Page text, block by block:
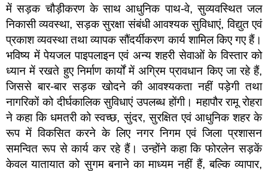
में सड़क चौड़ीकरण के साथ आधुनिक पाथ-वे, सुव्यवस्थित जल
निकासी व्यवस्था, सड़क सुरक्षा संबंधी आवश्यक सुविधाएं, विद्युत एवं
प्रकाश व्यवस्था तथा व्यापक सौंदर्यीकरण कार्य शामिल किए गए हैं।
भविष्य में पेयजल पाइपलाइन एवं अन्य शहरी सेवाओं के विस्तार को
ध्यान में रखते हुए निर्माण कार्यों में अग्रिम प्रावधान किए जा रहे हैं,
जिससे बार-बार सड़क खोदने की आवश्यकता नहीं पड़ेगी तथा
नागरिकों को दीर्घकालिक सुविधाएं उपलब्ध होंगी। महापौर रामू रोहरा
ने कहा कि धमतरी को स्वच्छ, सुंदर, सुरक्षित एवं आधुनिक शहर के
रूप में विकसित करने के लिए नगर निगम एवं जिला प्रशासन
समन्वित रूप से कार्य कर रहे हैं। उन्होंने कहा कि फोरलेन सड़कें
केवल यातायात को सुगम बनाने का माध्यम नहीं हैं, बल्कि व्यापार,